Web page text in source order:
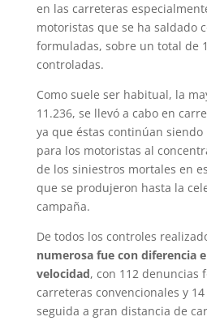
en las carreteras
motoristas que se ha saldado
formuladas, sobre un total de
controladas.
Como suele ser habitual, la
11.236, se llevó a cabo en
ya que éstas continúan siendo
para los motoristas al
de los siniestros mortales en
que se produjeron hasta la
campaña.
De todos los controles
numerosa fue con diferencia
velocidad, con 112 denuncias
carreteras convencionales y
seguida a gran distancia de